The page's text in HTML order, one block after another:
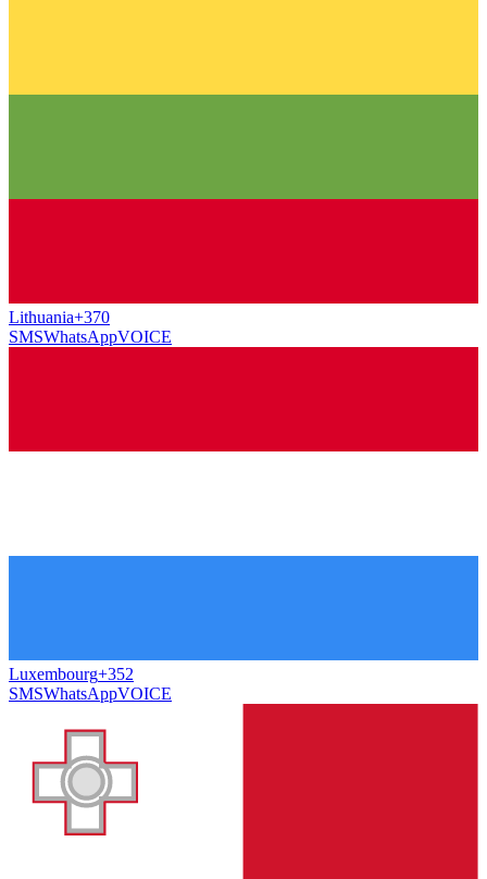
Lithuania+370
SMSWhatsAppVOICE
Luxembourg+352
SMSWhatsAppVOICE